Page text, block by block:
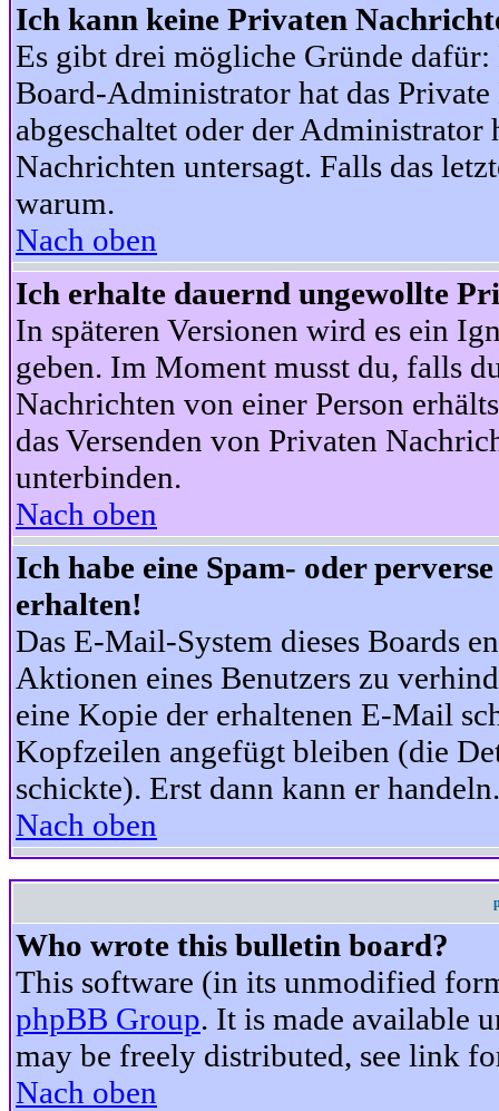
Ich kann keine Privaten
Es gibt drei mögliche Gründe
Board-Administrator hat das
abgeschaltet oder der
Nachrichten untersagt. Falls das
warum.
Nach oben
Ich erhalte dauernd ungewollte
In späteren Versionen wird es ein
geben. Im Moment musst du, falls
Nachrichten von einer Person
das Versenden von Privaten
unterbinden.
Nach oben
Ich habe eine Spam- oder
erhalten!
Das E-Mail-System dieses Boards
Aktionen eines Benutzers zu
eine Kopie der erhaltenen E-Mail
Kopfzeilen angefügt bleiben (die
schickte). Erst dann kann er handeln.
Nach oben
Who wrote this bulletin board?
This software (in its unmodified
phpBB Group. It is made available
may be freely distributed, see link
Nach oben